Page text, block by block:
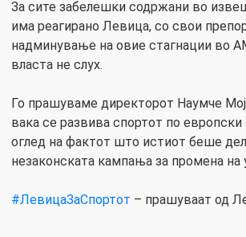
За сите забелешки содржани во
има реагирано Левица, со свои
надминување на овие стагнации во
власта не слух.
Го прашуваме директорот Наумче
вака се развива спортот по
оглед на фактот што истиот беше
незаконската кампања за промена на
#ЛевицаЗаСпортот – прашуваат од